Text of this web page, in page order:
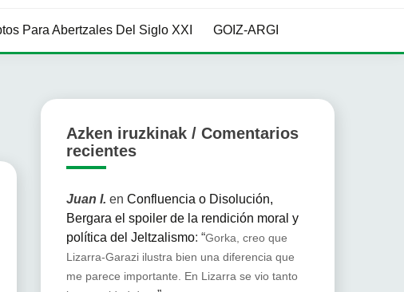
Para Abertzales Del Siglo XXI GOIZ-ARGI
Azken iruzkinak / Comentarios
recientes
Juan I. en Confluencia o Disolución,
Bergara el spoiler de la rendición moral y
política del Jeltzalismo: “Gorka, creo que
Lizarra-Garazi ilustra bien una diferencia que
me parece importante. En Lizarra se vio tanto